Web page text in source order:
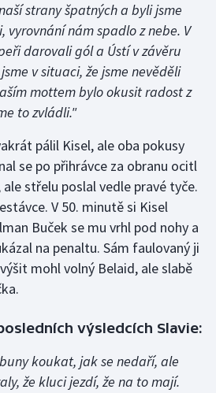
strany špatných a byli jsme
vyrovnání nám spadlo z nebe. V
darovali gól a Ústí v závěru
v situaci, že jsme nevěděli
mottem bylo okusit radost z
to zvládli."
pálil Kisel, ale oba pokusy
se po přihrávce za obranu ocitl
střelu poslal vedle pravé tyče.
V 50. minutě si Kisel
Buček se mu vrhl pod nohy a
na penaltu. Sám faulovaný ji
mohl volný Belaid, ale slabě
výsledcích Slavie:
koukat, jak se nedaří, ale
že kluci jezdí, že na to mají.